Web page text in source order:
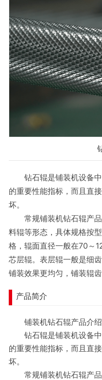
钻石辊是铺装机设备中
的重要性能指标，而且直
坏。
常规铺装机钻石辊产品
料辊等形态，具体规格按
格，辊面直径一般在70～
芯层辊。表层辊一般是细
铺装效果更均匀，铺装辊
产品简介
铺装机钻石辊产品介绍
钻石辊是铺装机设备中
的重要性能指标，而且直
坏。
常规铺装机钻石辊产品